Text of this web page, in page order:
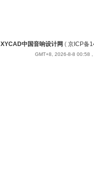
XYCAD中国音响设计网 ( 京ICP备
GMT+8, 2026-8-8 00:58